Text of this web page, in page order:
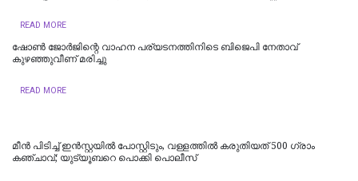
READ MORE
ഷോണ്‍ ജോര്‍ജിന്റെ വാഹന പര്യടനത്തിനിടെ ബിജെപി നേതാവ്
കുഴഞ്ഞുവീണ് മരിച്ചു
READ MORE
മീന്‍ പിടിച്ച് ഇന്‍സ്റ്റയില്‍ പോസ്റ്റിടും, വള്ളത്തില്‍ കരുതിയത് 500 ഗ്രാം
കഞ്ചാവ്; യുട്യൂബറെ പൊക്കി പൊലീസ്